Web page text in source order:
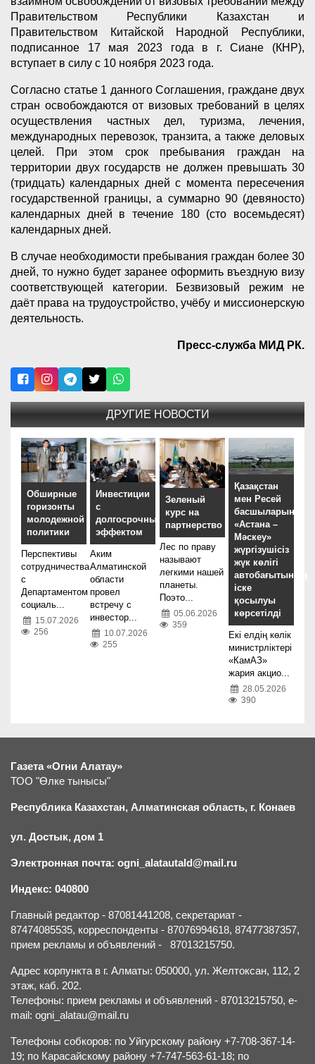
Правительством Республики Казахстан и
Правительством Китайской Народной Республики,
подписанное 17 мая 2023 года в г. Сиане (КНР),
вступает в силу с 10 ноября 2023 года.
Согласно статье 1 данного Соглашения, граждане двух
стран освобождаются от визовых требований в целях
осуществления частных дел, туризма, лечения,
международных перевозок, транзита, а также деловых
целей. При этом срок пребывания граждан на
территории двух государств не должен превышать 30
(тридцать) календарных дней с момента пересечения
государственной границы, а суммарно 90 (девяносто)
календарных дней в течение 180 (сто восемьдесят)
календарных дней.
В случае необходимости пребывания граждан более 30
дней, то нужно будет заранее оформить въездную визу
соответствующей категории. Безвизовый режим не
даёт права на трудоустройство, учёбу и миссионерскую
деятельность.
Пресс-служба МИД РК.
ДРУГИЕ НОВОСТИ
Обширные
горизонты
молодежной
политики
Перспективы
сотрудничества
с
Департаментом
социаль...
15.07.2026
256
Инвестиции
с
долгосрочным
эффектом
Аким
Алматинской
области
провел
встречу с
инвестор...
10.07.2026
255
Зеленый
курс на
партнерство
Лес по праву
называют
легкими нашей
планеты.
Поэто...
05.06.2026
359
Қазақстан
мен Ресей
басшыларына
«Астана –
Мәскеу»
жүргізушісіз
жүк көлігі
автобағытының
іске
қосылуы
көрсетілді
Екі елдің көлік
министрліктері
«КамАЗ»
жария акцио...
28.05.2026
390
Газета «Огни Алатау»
ТОО "Өлке тынысы"
Республика Казахстан, Алматинская область, г. Конаев
ул. Достык, дом 1
Электронная почта: ogni_alatautald@mail.ru
Индекс: 040800
Главный редактор - 87081441208, секретариат -
87474085535, корреспонденты - 87076994618, 87477387357,
прием рекламы и объявлений - 87013215750.
Адрес корпункта в г. Алматы: 050000, ул. Желтоксан, 112, 2
этаж, каб. 202.
Телефоны: прием рекламы и объявлений - 87013215750, e-
mail: ogni_alatau@mail.ru
Телефоны собкоров: по Уйгурскому району +7-708-367-14-
19; по Карасайскому району +7-747-563-61-18; по